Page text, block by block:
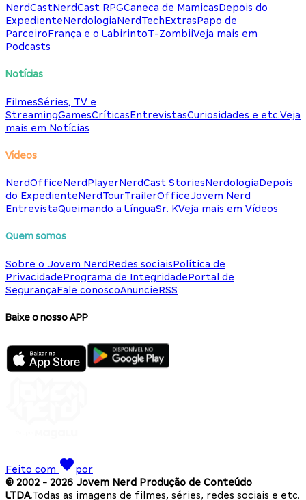
NerdCastNerdCast RPGCaneca de MamicasDepois do
ExpedienteNerdologiaNerdTechExtrasPapo de
ParceiroFrança e o LabirintoT-ZombiiVeja mais em
Podcasts
Notícias
FilmesSéries, TV e
StreamingGamesCríticasEntrevistasCuriosidades e etc.Veja
mais em Notícias
Vídeos
NerdOfficeNerdPlayerNerdCast StoriesNerdologiaDepois
do ExpedienteNerdTourTrailerOfficeJovem Nerd
EntrevistaQueimando a LínguaSr. KVeja mais em Vídeos
Quem somos
Sobre o Jovem NerdRedes sociaisPolítica de
PrivacidadePrograma de IntegridadePortal de
SegurançaFale conoscoAnuncieRSS
Baixe o nosso APP
Feito com
por
© 2002 - 2026 Jovem Nerd Produção de Conteúdo
LTDA.Todas as imagens de filmes, séries, redes sociais e etc.